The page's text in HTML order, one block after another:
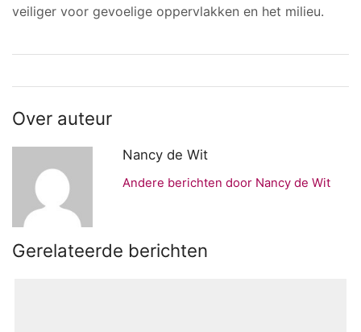
veiliger voor gevoelige oppervlakken en het milieu.
Over auteur
Nancy de Wit
Andere berichten door Nancy de Wit
Gerelateerde berichten